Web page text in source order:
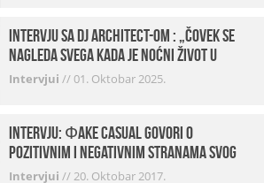
Intervju sa DJ Architect-om : „Čovek se
nagleda svega kada je noćni život u
pitanju. U klubovima najmanje vidim
Intervjui //01. Oktobar 2025.
INTERVJU: Фake Casual govori o
pozitivnim i negativnim stranama svog
posla, počecima, omiljenim mestima …
Intervjui //20. Oktobar 2017.